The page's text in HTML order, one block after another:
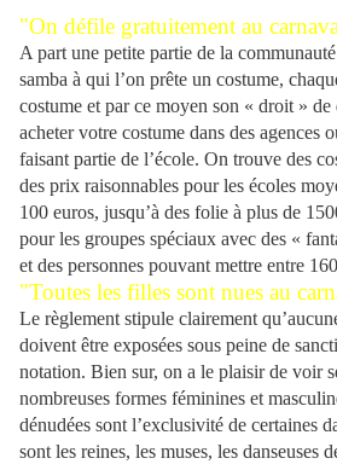
"On défile gratuitement au
A part une petite partie de la
samba à qui l’on prête un costume,
costume et par ce moyen son « droit »
acheter votre costume dans des agences
faisant partie de l’école. On trouve des
des prix raisonnables pour les écoles
100 euros, jusqu’à des folie à plus de
pour les groupes spéciaux avec des «
et des personnes pouvant mettre entre
"Toutes les filles sont nues au
Le règlement stipule clairement
doivent être exposées sous peine de
notation. Bien sur, on a le plaisir de voir
nombreuses formes féminines et
dénudées sont l’exclusivité de certaines
sont les reines, les muses, les danseuses